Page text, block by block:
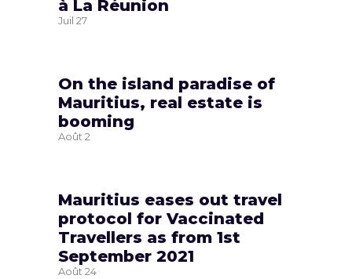
à La Réunion
Juil 27
On the island paradise of
Mauritius, real estate is
booming
Août2
Mauritius eases out travel
protocol for Vaccinated
Travellers as from 1st
September 2021
Août24